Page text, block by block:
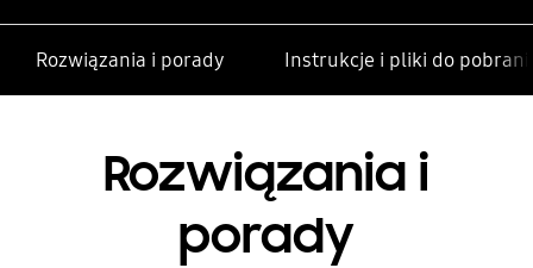
Rozwiązania i porady Instrukcje i pliki do
Rozwiązania i
porady